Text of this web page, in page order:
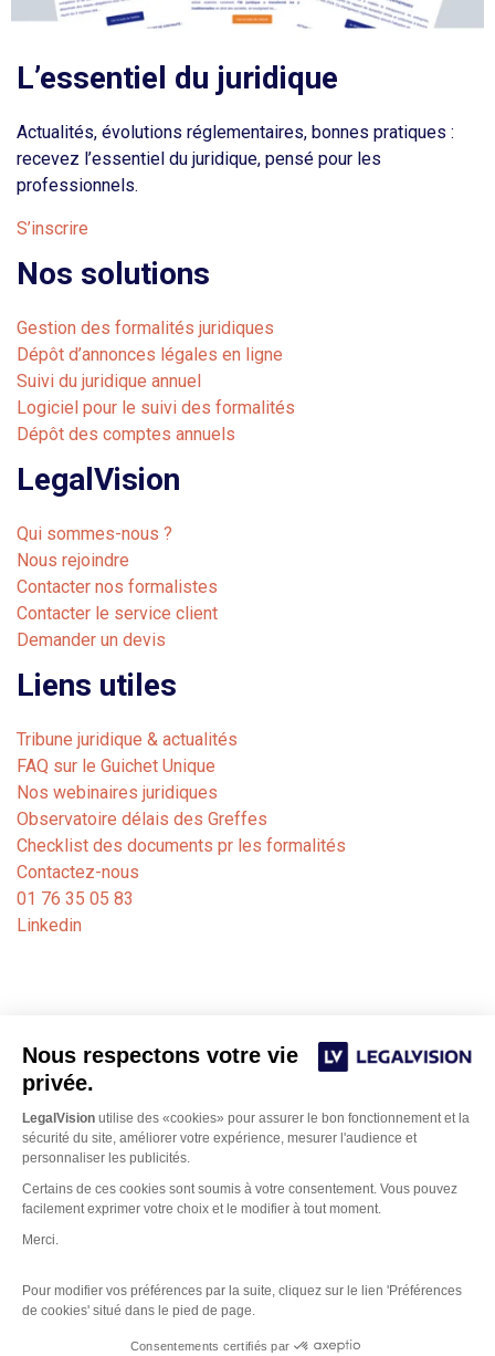
Nous respectons votre vie
privée.
LegalVision utilise des «cookies» pour assurer le bon fonctionnement et la
sécurité du site, améliorer votre expérience, mesurer l'audience et
personnaliser les publicités.
Certains de ces cookies sont soumis à votre consentement. Vous pouvez
facilement exprimer votre choix et le modifier à tout moment.
Merci.
Pour modifier vos préférences par la suite, cliquez sur le lien 'Préférences
de cookies' situé dans le pied de page.
Consentements certifiés par
L’essentiel du juridique
Actualités, évolutions réglementaires, bonnes pratiques :
recevez l’essentiel du juridique, pensé pour les
professionnels.
S’inscrire
Nos solutions
Gestion des formalités juridiques
Dépôt d’annonces légales en ligne
Suivi du juridique annuel
Logiciel pour le suivi des formalités
Dépôt des comptes annuels
LegalVision
Qui sommes-nous ?
Nous rejoindre
Contacter nos formalistes
Contacter le service client
Demander un devis
Liens utiles
Tribune juridique & actualités
FAQ sur le Guichet Unique
Nos webinaires juridiques
Observatoire délais des Greffes
Checklist des documents pr les formalités
Contactez-nous
01 76 35 05 83
Linkedin
Notre cabinet de formalités juridiques est dédié aux
avocats, experts-comptables et notaires. Nos juristes
basés sur
sociétés auprès des greffes des tribunaux de commerce.